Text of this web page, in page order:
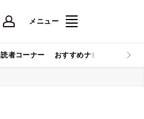
メニュー
読者コーナー おすすめナビ マイナビ